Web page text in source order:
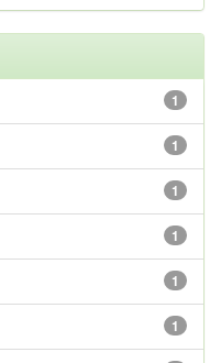
1
1
1
1
1
1